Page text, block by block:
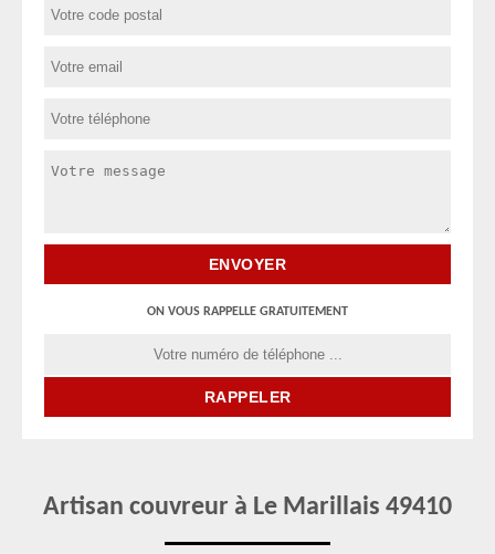
ON VOUS RAPPELLE GRATUITEMENT
Artisan couvreur à Le Marillais 49410